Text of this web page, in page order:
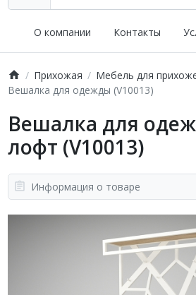
О компании Контакты
Прихожая
Мебель для
Вешалка для одежды (V10013)
Вешалка для
лофт (V10013)
Информация о товаре